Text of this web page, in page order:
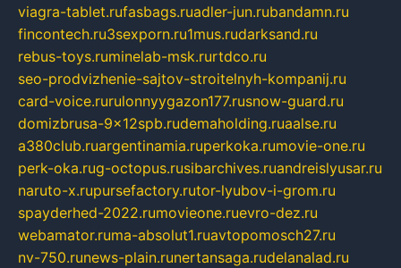
viagra-tablet.rufasbags.ruadler-jun.rubandamn.ru
fincontech.ru3sexporn.ru1mus.rudarksand.ru
rebus-toys.ruminelab-msk.rurtdco.ru
seo-prodvizhenie-sajtov-stroitelnyh-kompanij.ru
card-voice.rurulonnyygazon177.rusnow-guard.ru
domizbrusa-9x12spb.rudemaholding.ruaalse.ru
a380club.ruargentinamia.ruperkoka.rumovie-one.ru
perk-oka.rug-octopus.rusibarchives.ruandreislyusar.ru
naruto-x.rupursefactory.rutor-lyubov-i-grom.ru
spayderhed-2022.rumovieone.ruevro-dez.ru
webamator.ruma-absolut1.ruavtopomosch27.ru
nv-750.runews-plain.runertansaga.rudelanalad.ru